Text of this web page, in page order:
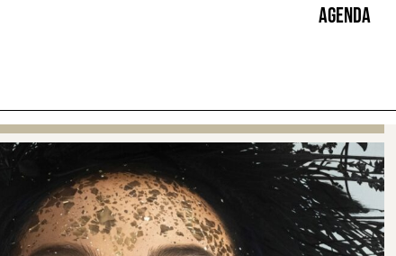
AGENDA